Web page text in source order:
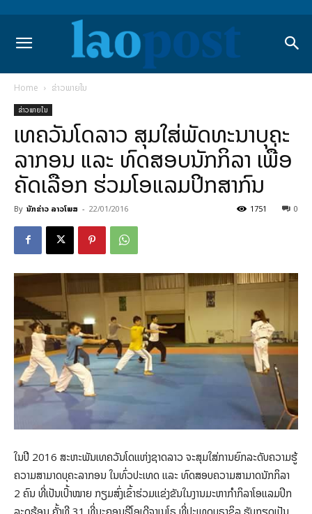
Home ຂ່າວພາຍ​ໃນ
ຂ່າວພາຍ​ໃນ
ເທຄວັນໂດລາວ ສຸມໃສ່ພັດທະນາບຸຄະ
ລາກອນ ແລະ ທົດສອບນັກກິລາ ເພື່ອ
ຄັດເລືອກ ຮ່ວມໂອແລມປິກສາກົນ
By ນັກຂ່າວ ລາວໂພສ - 22/01/2016 0
1751
ໃນປີ 2016 ສະຫະພັນເທຄວັນໂດແຫ່ງຊາດລາວ ຈະສຸມໃສ່ການຍົກລະດັບຄວາມຮູ້
ຄວາມສາມາດບຸຄະລາກອນ ໃນທົ່ວປະເທດ ແລະ ທົດສອບຄວາມສາມາດນັກກິລາ
2 ຄົນ ທີ່ເປັນເປົ້າໝາຍ ກຽມສົ່ງເຂົ້າຮ່ວມແຂ່ງຂັນໃນງານມະຫາກຳກິລາໂອແລມປິກ